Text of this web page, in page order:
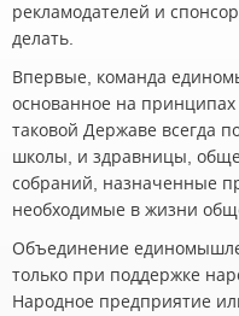
рекламодателей и
делать.
Впервые, команда
основанное на
таковой Державе всегда
школы, и здравницы,
собраний, назначенные
необходимые в жизни
Объединение
только при поддержке
Народное предприятие